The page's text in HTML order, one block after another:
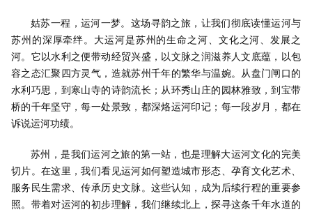
姑苏一程，运河一梦。这场寻韵之旅，让我们彻底读懂运河与
苏州的深厚牵绊。大运河是苏州的生命之河、文化之河、发展之
河。它以水利之便带动经贸兴盛，以文脉之润滋养人文底蕴，以包
容之态汇聚四方灵气，造就苏州千年的繁华与温婉。从盘门闸口的
水利巧思，到寒山寺的诗韵流长；从环秀山庄的园林雅致，到宝带
桥的千年坚守，每一处景致，都深烙运河印记；每一段岁月，都在
诉说运河功绩。
苏州，是我们运河之旅的第一站，也是理解大运河文化的完美
切片。在这里，我们看见运河如何塑造城市形态、孕育文化艺术、
服务民生需求、传承历史文脉。这些认知，成为后续行程的重要参
照。带着对运河的初步理解，我们继续北上，探寻这条千年水道的